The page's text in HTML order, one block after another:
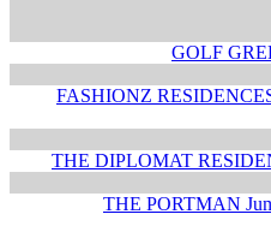
GOLF
FASHIONZ
THE DIPLOMAT
THE PORTMAN